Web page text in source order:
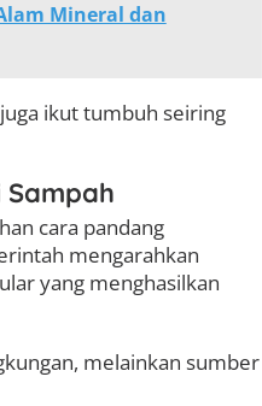
Mineral dan
ikut tumbuh seiring
cara pandang
mengarahkan
yang menghasilkan
melainkan sumber